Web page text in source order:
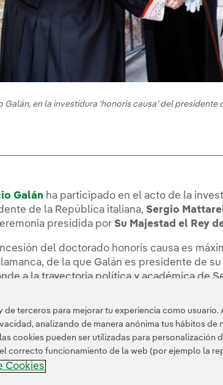
Galán, en la investidura ‘honoris causa’ del
Galán ha participado en el acto de la
de la República italiana, Sergio
presidida por Su Majestad el Rey
del doctorado honoris causa es
de la que Galán es presidente de
a la trayectoria política y académica de
común europeo.
terceros para mejorar tu experiencia como
analizando de manera anónima tus hábitos de
cookies pueden ser utilizadas para personalización
correcto funcionamiento de la web (por ejemplo la
Cookies